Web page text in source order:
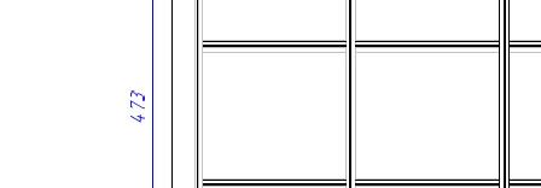
• Натуральное масляное покрытие защищает поверхность от
повреждений и помогает сохранить привлекательный
• Все элементы лотка изготавливаются и собираются